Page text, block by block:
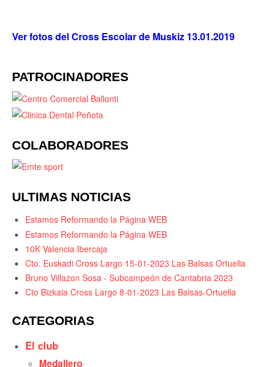
Ver fotos del Cross Escolar de Muskiz 13.01.2019
PATROCINADORES
COLABORADORES
ULTIMAS NOTICIAS
Estamos Reformando la Página WEB
Estamos Reformando la Página WEB
10K Valencia Ibercaja
Cto. Euskadi Cross Largo 15-01-2023 Las Balsas Ortuella
Bruno Villazon Sosa - Subcampeón de Cantabria 2023
Cto Bizkaia Cross Largo 8-01-2023 Las Balsas-Ortuella
CATEGORIAS
El club
Medallero